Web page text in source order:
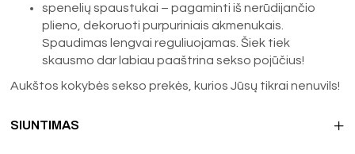
spenelių spaustukai – pagaminti iš nerūdijančio
plieno, dekoruoti purpuriniais akmenukais.
Spaudimas lengvai reguliuojamas. Šiek tiek
skausmo dar labiau paaštrina sekso pojūčius!
Aukštos kokybės sekso prekės, kurios Jūsų tikrai nenuvils!
SIUNTIMAS